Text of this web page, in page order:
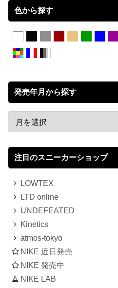
色から探す
発売年月から探す
注目のスニーカーショップ
LOWTEX
LTD online
UNDEFEATED
Kinetics
atmos-tokyo
NIKE 近日発売
NIKE 発売中
NIKE LAB